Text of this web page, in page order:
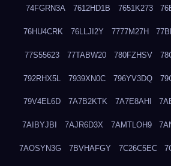
74FGRN3A 7612HD1B 7651K273
76HU4CRK 76LLJI2Y 7777M27H
77S55623 77TABW20 780FZHSV
792RHX5L 7939XN0C 796YV3DQ
79V4EL6D 7A7B2KTK 7A7E8AHI
7AIBYJBI 7AJR6D3X 7AMTLOH9
7AOSYN3G 7BVHAFGY 7C26C5EC